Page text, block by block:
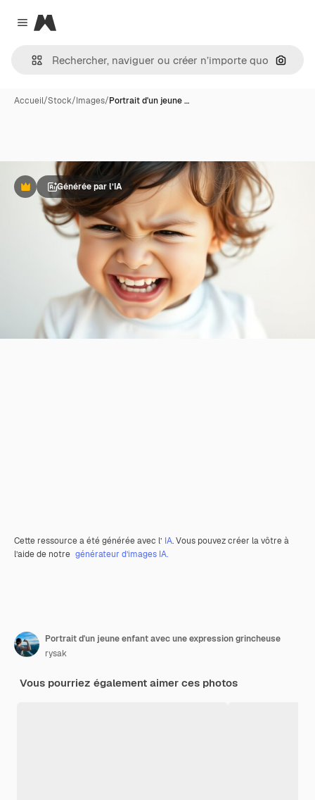
Close menu
Magnific
Accueil/Stock/Images/Portrait d'un jeune …
PremiumGénérée par l’IA
Cette ressource a été générée avec l’ IA. Vous pouvez créer la vôtre à
l’aide de notre générateur d’images IA.
Portrait d'un jeune enfant avec une expression grincheuse
rysak
Vous pourriez également aimer ces photos